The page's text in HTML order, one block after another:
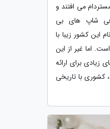
می افتند و
شاپ های بی
این کشور زیبا با
اما غیر از این
زیادی برای ارائه
کشوری با تاریخی